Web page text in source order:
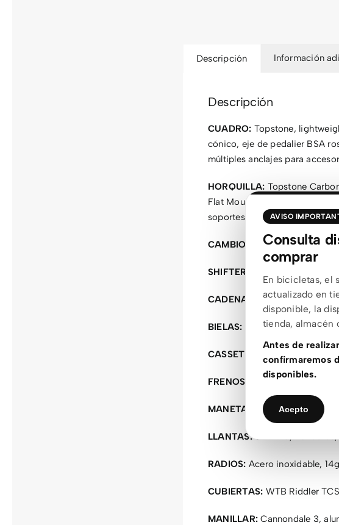
Descripción Información
Descripción
CUADRO: Topstone,
cónico, eje de pedalier BSA
múltiples anclajes para
HORQUILLA: Topstone
Flat Mount, cableado interno,
soportes para guardabarros.
CAMBIO: Shimano CUES
SHIFTERS:
CADENA: Shimano LG500
BIELAS: Shimano CUES, 40T.
CASSETTE: Shimano CUES
FRENOS: Shimano CUES
MANETAS: Shimano CUES
LLANTAS:GXD 1.0, 28
RADIOS: Acero inoxidable,
CUBIERTAS: WTB Riddler
MANILLAR: Cannondale 3,
AVISO
Consulta
comprar
En bicicletas, el
actualizado en
disponible, la
tienda, almacén
Antes de
confirmaremos
disponibles.
Acepto